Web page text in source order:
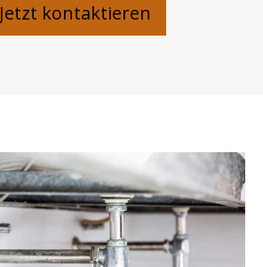
Jetzt kontaktieren